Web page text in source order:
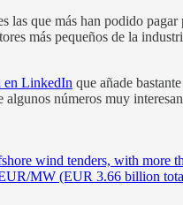
que más han podido
más pequeños de la
en LinkedIn que añade
algunos números muy
wind tenders, with
MW (EUR 3.66 billion